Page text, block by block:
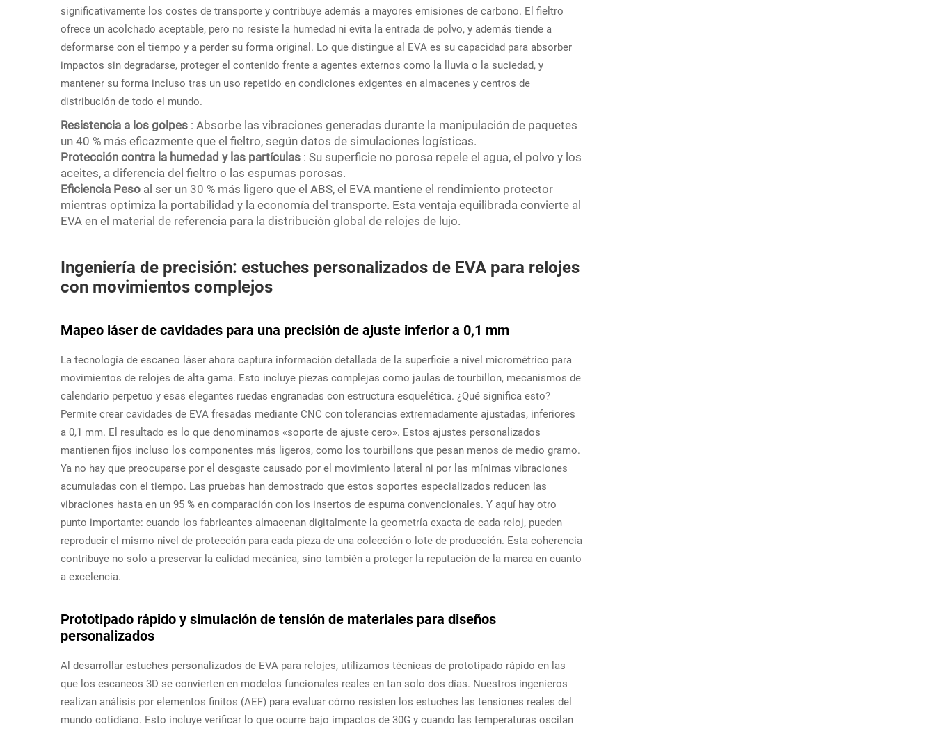
significativamente los costes de transporte y contribuye además a mayores emisiones de carbono. El fieltro
ofrece un acolchado aceptable, pero no resiste la humedad ni evita la entrada de polvo, y además tiende a
deformarse con el tiempo y a perder su forma original. Lo que distingue al EVA es su capacidad para absorber
impactos sin degradarse, proteger el contenido frente a agentes externos como la lluvia o la suciedad, y
mantener su forma incluso tras un uso repetido en condiciones exigentes en almacenes y centros de
distribución de todo el mundo.
Resistencia a los golpes : Absorbe las vibraciones generadas durante la manipulación de paquetes
un 40 % más eficazmente que el fieltro, según datos de simulaciones logísticas.
Protección contra la humedad y las partículas : Su superficie no porosa repele el agua, el polvo y los
aceites, a diferencia del fieltro o las espumas porosas.
Eficiencia Peso al ser un 30 % más ligero que el ABS, el EVA mantiene el rendimiento protector
mientras optimiza la portabilidad y la economía del transporte. Esta ventaja equilibrada convierte al
EVA en el material de referencia para la distribución global de relojes de lujo.
Ingeniería de precisión: estuches personalizados de EVA para relojes
con movimientos complejos
Mapeo láser de cavidades para una precisión de ajuste inferior a 0,1 mm
La tecnología de escaneo láser ahora captura información detallada de la superficie a nivel micrométrico para
movimientos de relojes de alta gama. Esto incluye piezas complejas como jaulas de tourbillon, mecanismos de
calendario perpetuo y esas elegantes ruedas engranadas con estructura esquelética. ¿Qué significa esto?
Permite crear cavidades de EVA fresadas mediante CNC con tolerancias extremadamente ajustadas, inferiores
a 0,1 mm. El resultado es lo que denominamos «soporte de ajuste cero». Estos ajustes personalizados
mantienen fijos incluso los componentes más ligeros, como los tourbillons que pesan menos de medio gramo.
Ya no hay que preocuparse por el desgaste causado por el movimiento lateral ni por las mínimas vibraciones
acumuladas con el tiempo. Las pruebas han demostrado que estos soportes especializados reducen las
vibraciones hasta en un 95 % en comparación con los insertos de espuma convencionales. Y aquí hay otro
punto importante: cuando los fabricantes almacenan digitalmente la geometría exacta de cada reloj, pueden
reproducir el mismo nivel de protección para cada pieza de una colección o lote de producción. Esta coherencia
contribuye no solo a preservar la calidad mecánica, sino también a proteger la reputación de la marca en cuanto
a excelencia.
Prototipado rápido y simulación de tensión de materiales para diseños
personalizados
Al desarrollar estuches personalizados de EVA para relojes, utilizamos técnicas de prototipado rápido en las
que los escaneos 3D se convierten en modelos funcionales reales en tan solo dos días. Nuestros ingenieros
realizan análisis por elementos finitos (AEF) para evaluar cómo resisten los estuches las tensiones reales del
mundo cotidiano. Esto incluye verificar lo que ocurre bajo impactos de 30G y cuando las temperaturas oscilan